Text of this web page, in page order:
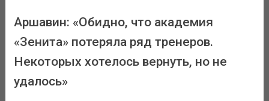
Аршавин: «Обидно, что академия
«Зенита» потеряла ряд тренеров.
Некоторых хотелось вернуть, но не
удалось»